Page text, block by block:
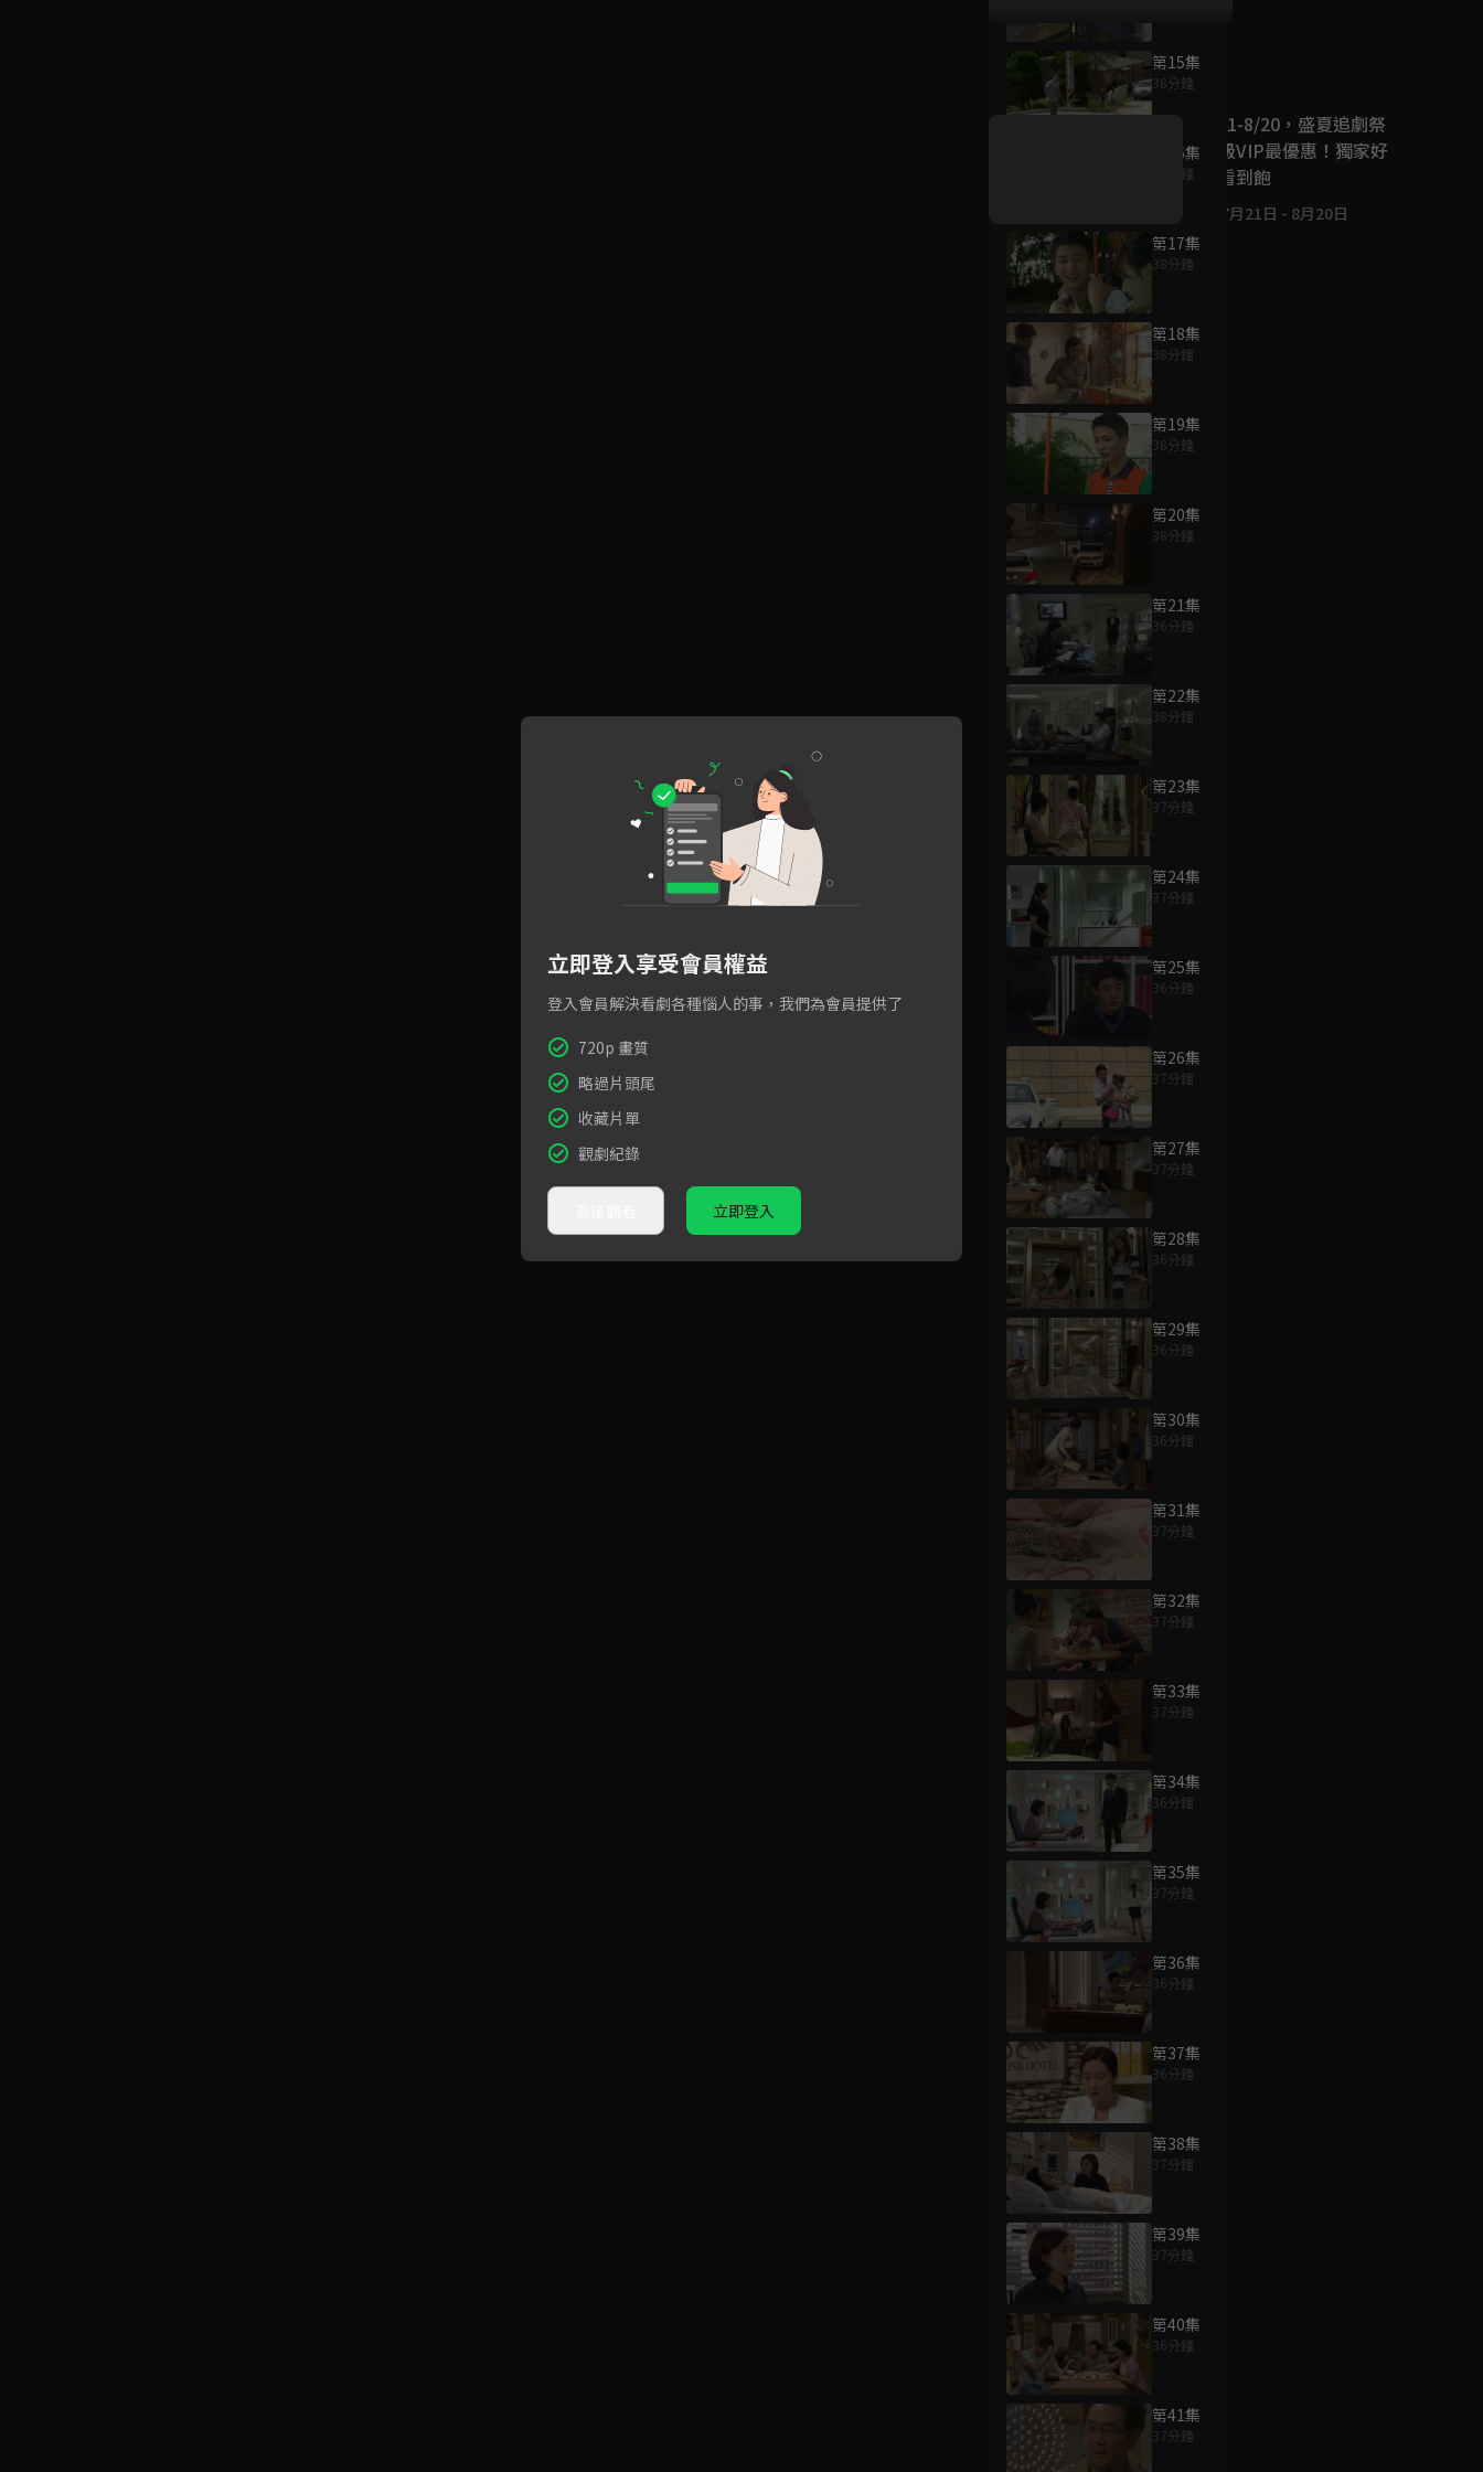
第15集
38分鐘
第16集
37分鐘
第17集
38分鐘
第18集
38分鐘
第19集
38分鐘
第20集
38分鐘
第21集
36分鐘
第22集
38分鐘
第23集
37分鐘
第24集
37分鐘
第25集
36分鐘
第26集
37分鐘
第27集
37分鐘
第28集
36分鐘
第29集
36分鐘
第30集
36分鐘
第31集
37分鐘
第32集
37分鐘
第33集
37分鐘
第34集
36分鐘
第35集
37分鐘
第36集
36分鐘
第37集
36分鐘
第38集
37分鐘
第39集
37分鐘
第40集
36分鐘
第41集
37分鐘
好康資訊
7/21-8/20，盛夏追劇祭
升級VIP最優惠！獨家好
戲看到飽
7月21日 - 8月20日
立即登入享受會員權益
登入會員解決看劇各種惱人的事，我們為會員提供了
720p 畫質
略過片頭尾
收藏片單
觀劇紀錄
立即登入